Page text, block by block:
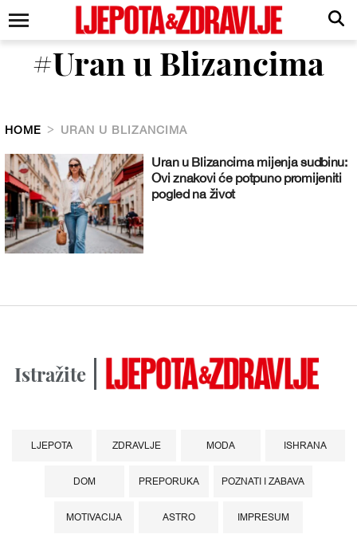
#Uran u Blizancima
HOME URAN U BLIZANCIMA
Uran u Blizancima mijenja sudbinu:
Ovi znakovi će potpuno promijeniti
pogled na život
Istražite
LJEPOTA ZDRAVLJE MODA ISHRANA
DOM PREPORUKA POZNATI I ZABAVA
MOTIVACIJA ASTRO IMPRESUM